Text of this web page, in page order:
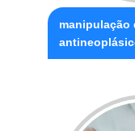
manipulação